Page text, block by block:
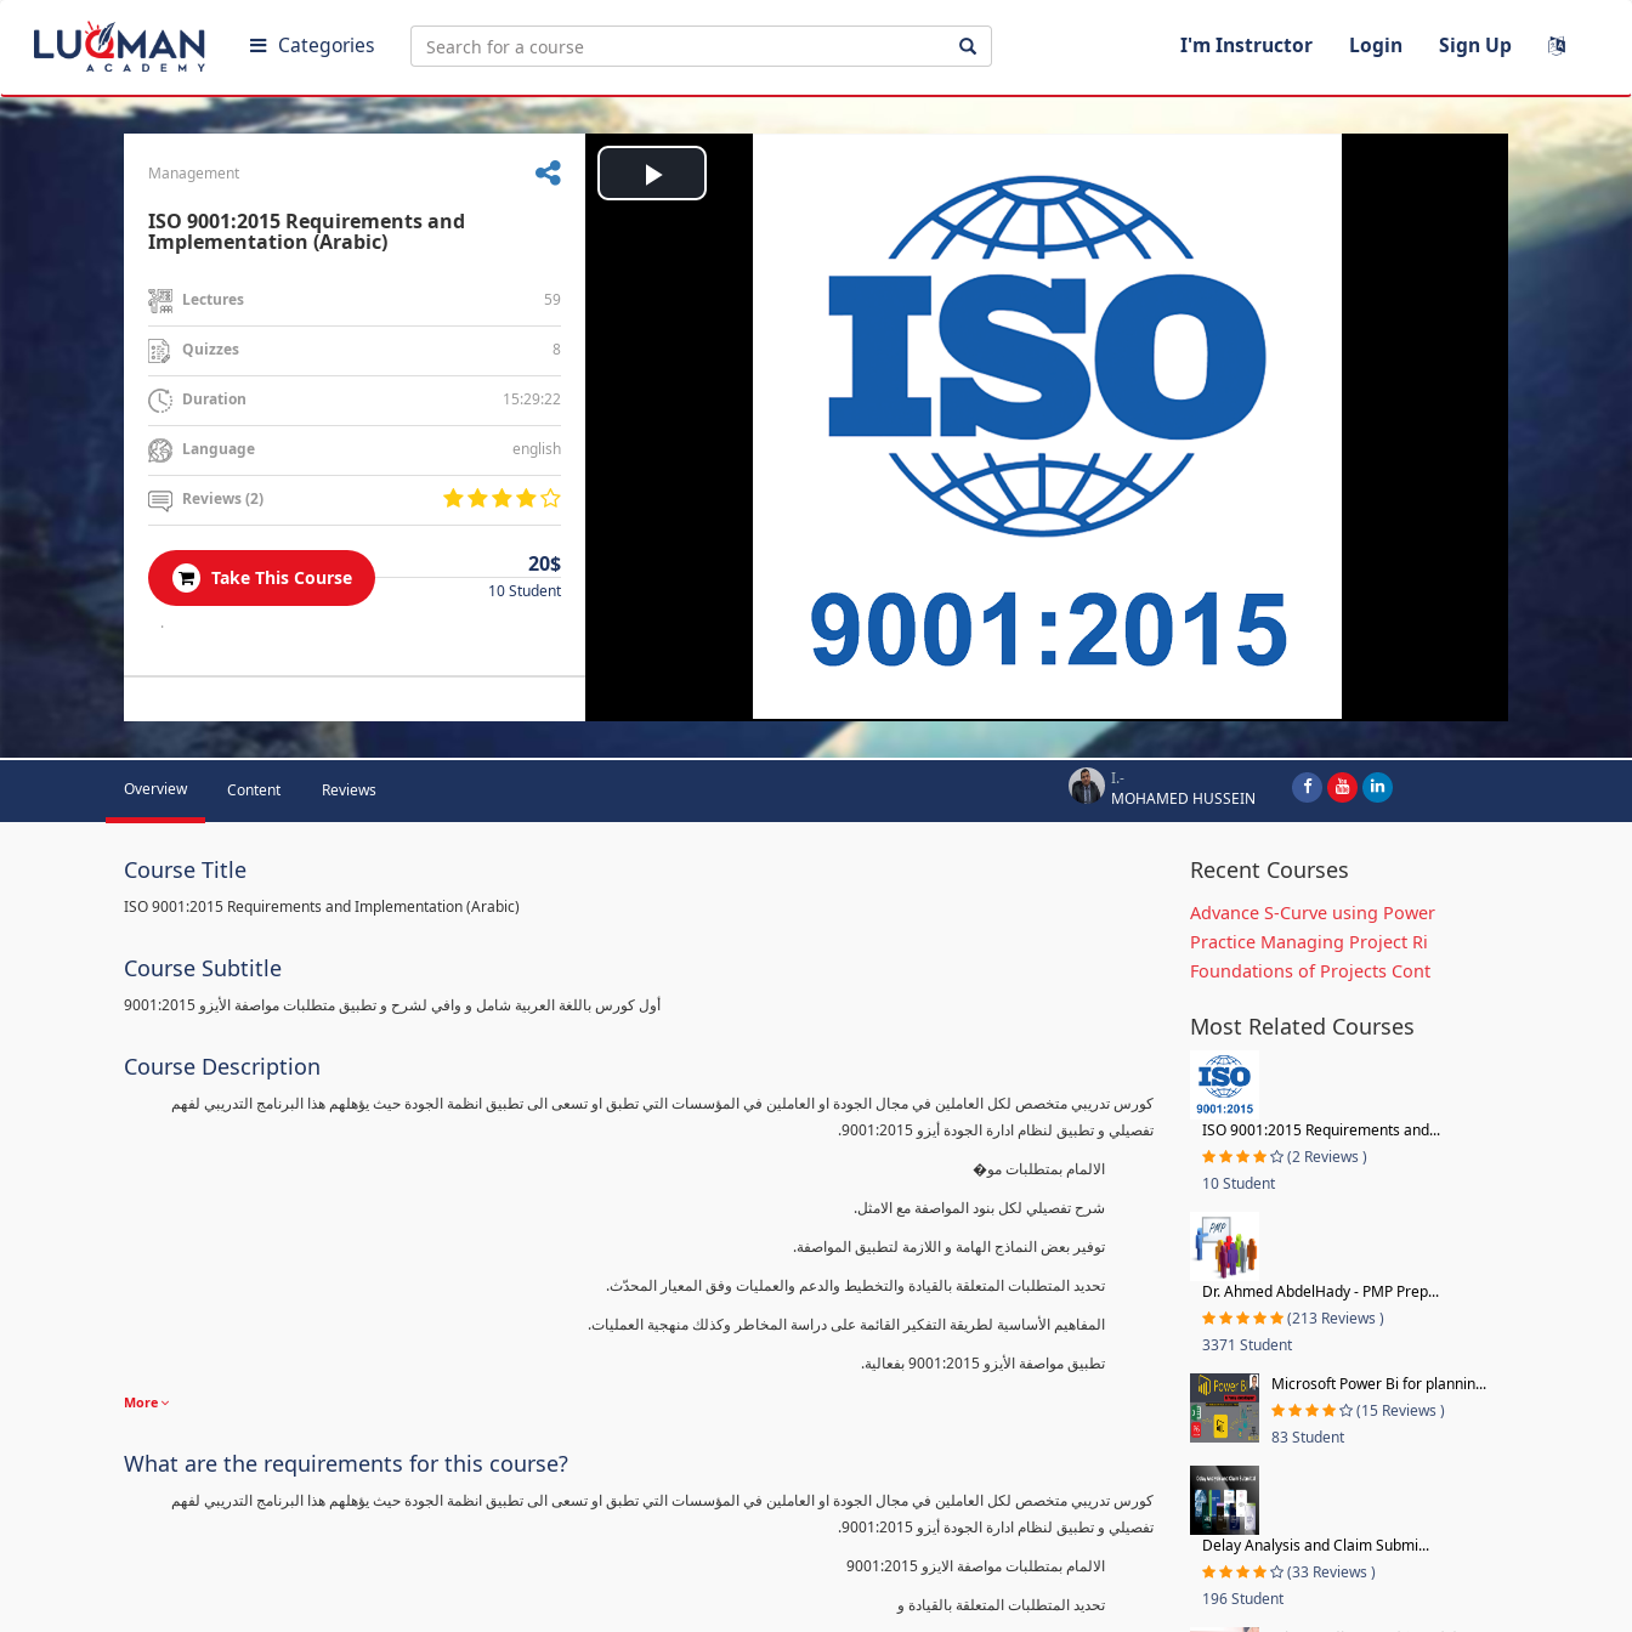
Categories I'm Instructor Login Sign Up
Management
ISO 9001:2015 Requirements and
Implementation (Arabic)
Lectures 59
Quizzes 8
Duration 15:29:22
Language english
Reviews (2)
Take This Course
20$
10 Student
.
Play
Overview Content Reviews
I.-
MOHAMED HUSSEIN
Course Title
ISO 9001:2015 Requirements and Implementation (Arabic)
Course Subtitle
أول كورس باللغة العربية شامل و وافي لشرح و تطبيق متطلبات مواصفة الأيزو 9001:2015
Course Description
كورس تدريبي متخصص لكل العاملين في مجال الجودة او العاملين في المؤسسات التي تطبق او تسعى الى تطبيق انظمة الجودة حيث يؤهلهم هذا البرنامج التدريبي لفهم
تفصيلي و تطبيق لنظام ادارة الجودة أيزو 9001:2015.
الالمام بمتطلبات مو�
شرح تفصيلي لكل بنود المواصفة مع الامثل.
توفير بعض النماذج الهامة و اللازمة لتطبيق المواصفة.
تحديد المتطلبات المتعلقة بالقيادة والتخطيط والدعم والعمليات وفق المعيار المحدّث.
المفاهيم الأساسية لطريقة التفكير القائمة على دراسة المخاطر وكذلك منهجية العمليات.
تطبيق مواصفة الأيزو 9001:2015 بفعالية.
More
What are the requirements for this course?
كورس تدريبي متخصص لكل العاملين في مجال الجودة او العاملين في المؤسسات التي تطبق او تسعى الى تطبيق انظمة الجودة حيث يؤهلهم هذا البرنامج التدريبي لفهم
تفصيلي و تطبيق لنظام ادارة الجودة أيزو 9001:2015.
الالمام بمتطلبات مواصفة الايزو 9001:2015
تحديد المتطلبات المتعلقة بالقيادة و
Recent Courses
Advance S-Curve using Power
Practice Managing Project Ri
Foundations of Projects Cont
Most Related Courses
ISO 9001:2015 Requirements and...
(2 Reviews )
10 Student
Dr. Ahmed AbdelHady - PMP Prep...
(213 Reviews )
3371 Student
Microsoft Power Bi for plannin...
(15 Reviews )
83 Student
Delay Analysis and Claim Submi...
(33 Reviews )
196 Student